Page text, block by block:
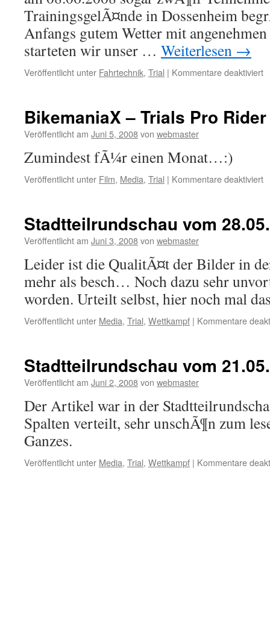
TrainingsgelÃ¤nde in Dossenheim
Anfangs gutem Wetter mit
starteten wir unser … Weiterlesen →
Veröffentlicht unter Fahrtechnik, Trial | Kommentare deaktiviert
BikemaniaX – Trials Pro Rider
Veröffentlicht am Juni 5, 2008von webmaster
Zumindest fÃ¼r einen Monat…:)
Veröffentlicht unter Film, Media, Trial | Kommentare deaktiviert
Stadtteilrundschau vom
Veröffentlicht am Juni 3, 2008von webmaster
Leider ist die QualitÃ¤t der Bilder in
mehr als besch… Noch dazu sehr
worden. Urteilt selbst, hier noch mal
Veröffentlicht unter Media, Trial, Wettkampf | Kommentare
Stadtteilrundschau vom
Veröffentlicht am Juni 2, 2008von webmaster
Der Artikel war in der
Spalten verteilt, sehr unschÃ¶n zum
Ganzes.
Veröffentlicht unter Media, Trial, Wettkampf | Kommentare